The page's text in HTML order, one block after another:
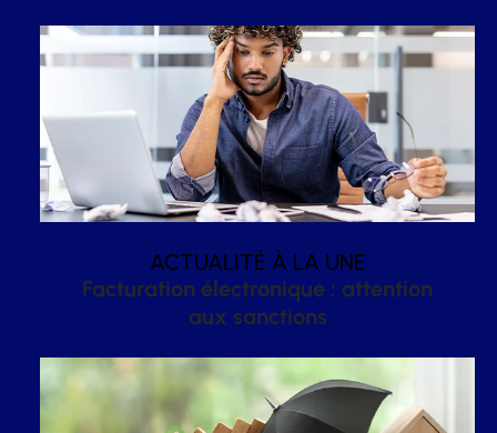
ACTUALITÉ À LA UNE
Facturation électronique : attention
aux sanctions